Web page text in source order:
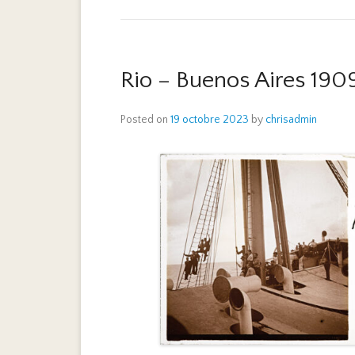
Rio – Buenos Aires
Posted on 19 octobre 2023 by chrisadmin